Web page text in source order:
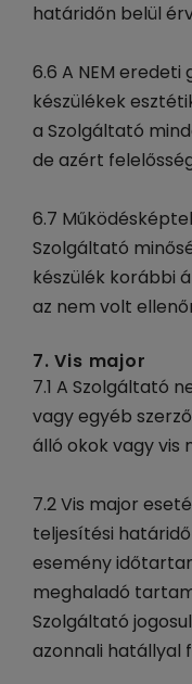
határidőn belül
6.6 A NEM
készülékek
a Szolgáltató
de azért
6.7
Szolgáltató
készülék korábbi
az nem volt
7. Vis major
7.1 A Szolgáltató
vagy egyéb
álló okok vagy vis
7.2 Vis major
teljesítési
esemény
meghaladó
Szolgáltató
azonnali hatállyal